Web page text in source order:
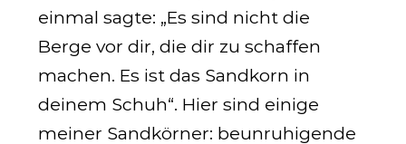
einmal sagte: „Es sind nicht die
Berge vor dir, die dir zu schaffen
machen. Es ist das Sandkorn in
deinem Schuh“. Hier sind einige
meiner Sandkörner: beunruhigende